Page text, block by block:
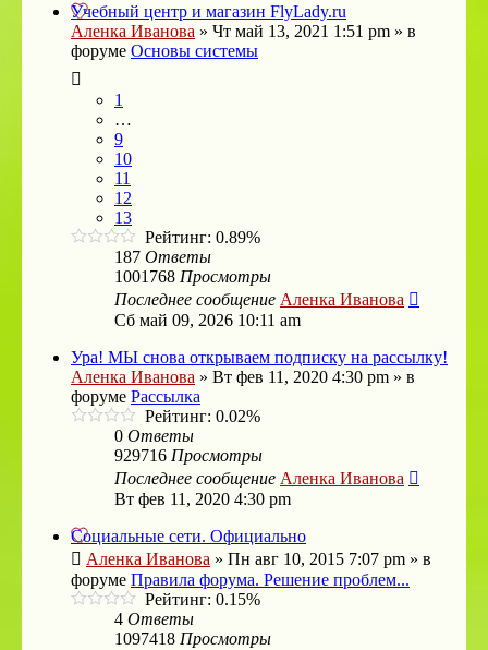
Учебный центр и магазин FlyLady.ru
Аленка Иванова » Чт май 13, 2021 1:51 pm » в
форуме Основы системы
1
…
9
10
11
12
13
Рейтинг: 0.89%
187 Ответы
1001768 Просмотры
Последнее сообщение Аленка Иванова
Сб май 09, 2026 10:11 am
Ура! МЫ снова открываем подписку на рассылку!
Аленка Иванова » Вт фев 11, 2020 4:30 pm » в
форуме Рассылка
Рейтинг: 0.02%
0 Ответы
929716 Просмотры
Последнее сообщение Аленка Иванова
Вт фев 11, 2020 4:30 pm
Социальные сети. Официально
Аленка Иванова » Пн авг 10, 2015 7:07 pm » в
форуме Правила форума. Решение проблем...
Рейтинг: 0.15%
4 Ответы
1097418 Просмотры